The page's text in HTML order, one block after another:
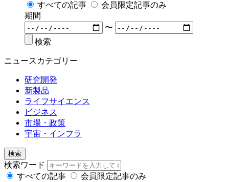
すべての記事
会員限定記事のみ
期間
〜
検索
ニュースカテゴリー
研究開発
新製品
ライフサイエンス
ビジネス
市場・政策
宇宙・インフラ
検索
検索ワード
すべての記事
会員限定記事のみ